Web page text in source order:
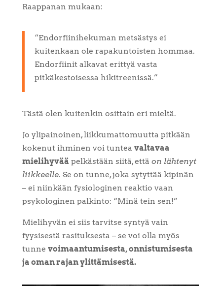
Raappanan mukaan:
“Endorfiinihekuman metsästys ei
kuitenkaan ole rapakuntoisten hommaa.
Endorfiinit alkavat erittyä vasta
pitkäkestoisessa hikitreenissä.”
Tästä olen kuitenkin osittain eri mieltä.
Jo ylipainoinen, liikkumattomuutta pitkään
kokenut ihminen voi tuntea valtavaa
mielihyvää pelkästään siitä, että on lähtenyt
liikkeelle. Se on tunne, joka sytyttää kipinän
– ei niinkään fysiologinen reaktio vaan
psykologinen palkinto: “Minä tein sen!”
Mielihyvän ei siis tarvitse syntyä vain
fyysisestä rasituksesta – se voi olla myös
tunne voimaantumisesta, onnistumisesta
ja oman rajan ylittämisestä.